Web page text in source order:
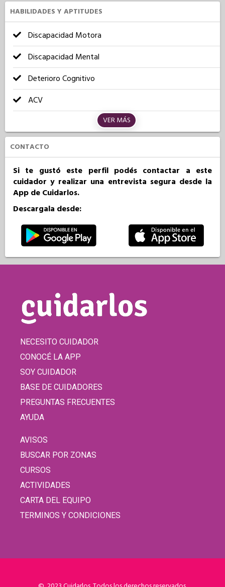
HABILIDADES Y APTITUDES
Discapacidad Motora
Discapacidad Mental
Deterioro Cognitivo
ACV
VER MÁS
CONTACTO
Si te gustó este perfil podés contactar a este
cuidador y realizar una entrevista segura desde la
App de Cuidarlos.
Descargala desde:
NECESITO CUIDADOR
CONOCÉ LA APP
SOY CUIDADOR
BASE DE CUIDADORES
PREGUNTAS FRECUENTES
AYUDA
AVISOS
BUSCAR POR ZONAS
CURSOS
ACTIVIDADES
CARTA DEL EQUIPO
TERMINOS Y CONDICIONES